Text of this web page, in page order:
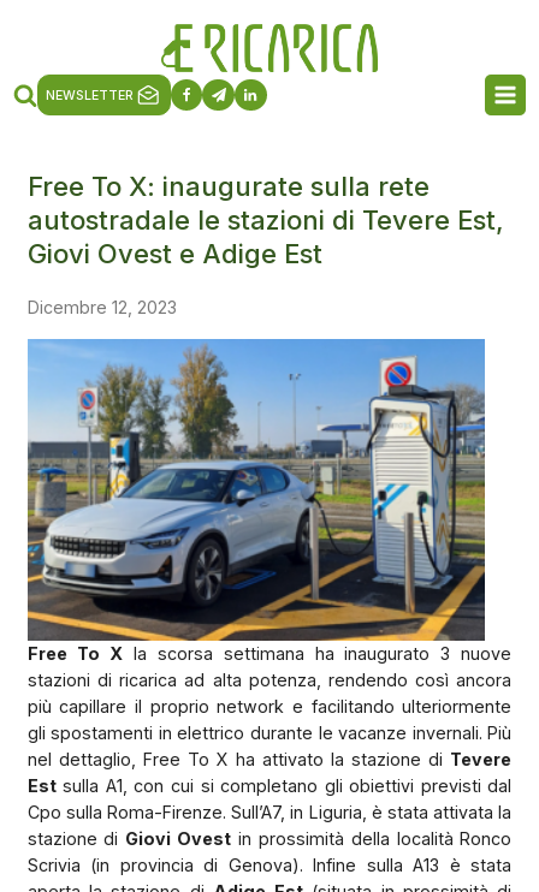
NEWSLETTER
Free To X: inaugurate sulla rete
autostradale le stazioni di Tevere Est,
Giovi Ovest e Adige Est
Dicembre 12, 2023
Free To Xla scorsa settimana ha inaugurato 3 nuove
stazioni di ricarica ad alta potenza, rendendo così ancora
più capillare il proprio network e facilitando ulteriormente
gli spostamenti in elettrico durante le vacanze invernali. Più
nel dettaglio, Free To X ha attivato la stazione di Tevere
Estsulla A1, con cui si completano gli obiettivi previsti dal
Cpo sulla Roma-Firenze. Sull’A7, in Liguria, è stata attivata la
stazione di Giovi Ovest in prossimità della località Ronco
Scrivia (in provincia di Genova). Infine sulla A13 è stata